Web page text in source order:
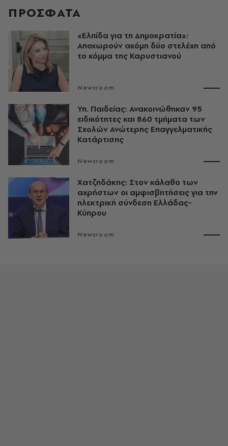
ΠΡΟΣΦΑΤΑ
«Ελπίδα για τη Δημοκρατία»:
Αποχωρούν ακόμη δύο στελέχη από
το κόμμα της Καρυστιανού
Newsroom
Υπ. Παιδείας: Ανακοινώθηκαν 95
ειδικότητες και 860 τμήματα των
Σχολών Ανώτερης Επαγγελματικής
Κατάρτισης
Newsroom
Χατζηδάκης: Στον κάλαθο των
αχρήστων οι αμφισβητήσεις για την
ηλεκτρική σύνδεση Ελλάδας-
Κύπρου
Newsroom